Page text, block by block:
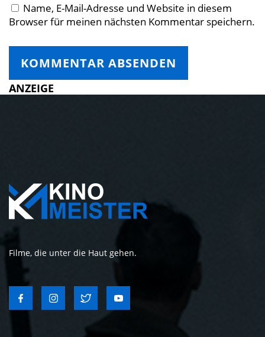
Name, E-Mail-Adresse und Website in diesem
Browser für meinen nächsten Kommentar speichern.
ANZEIGE
Filme, die unter die Haut gehen.